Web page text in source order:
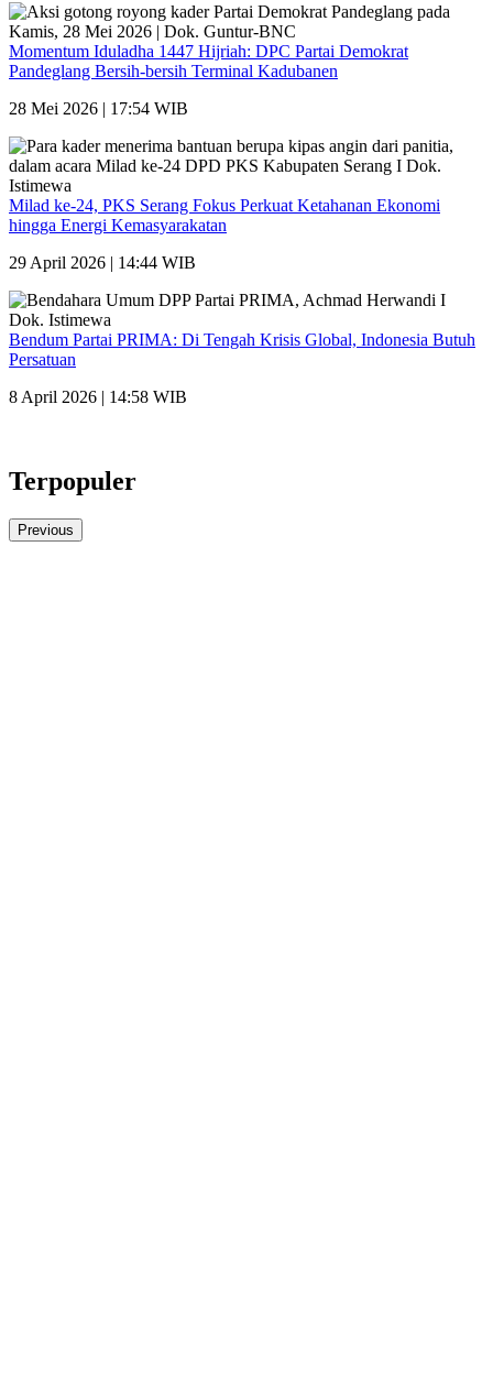
Momentum Iduladha 1447 Hijriah: DPC Partai Demokrat
Pandeglang Bersih-bersih Terminal Kadubanen
28 Mei 2026 | 17:54 WIB
Milad ke-24, PKS Serang Fokus Perkuat Ketahanan Ekonomi
hingga Energi Kemasyarakatan
29 April 2026 | 14:44 WIB
Bendum Partai PRIMA: Di Tengah Krisis Global, Indonesia Butuh
Persatuan
8 April 2026 | 14:58 WIB
Terpopuler
Previous